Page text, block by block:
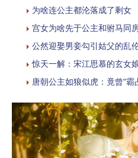
为啥连公主都沦落成了剩女
宫女为啥先于公主和驸马同
公然迎娶男妾勾引姑父的乱
惊天一解：宋江思慕的玄女
唐朝公主如狼似虎：竟曾“霸